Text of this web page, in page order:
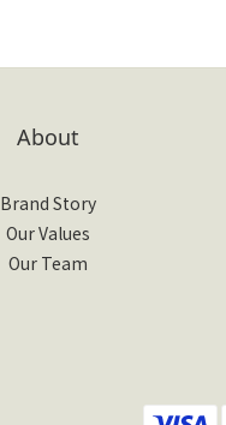
About
Brand Story
Our Values
Our Team